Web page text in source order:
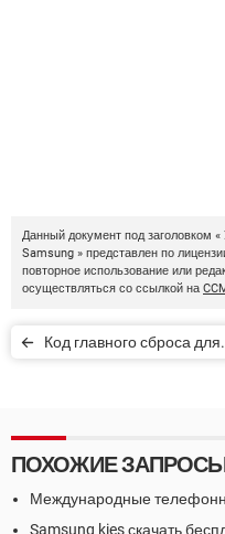
Данный документ под заголовком
Samsung » представлен по
повторное использование или
осуществляться со ссылкой на
Код главного сброса для
ПОХОЖИЕ
Международные
Samsung kies скачать